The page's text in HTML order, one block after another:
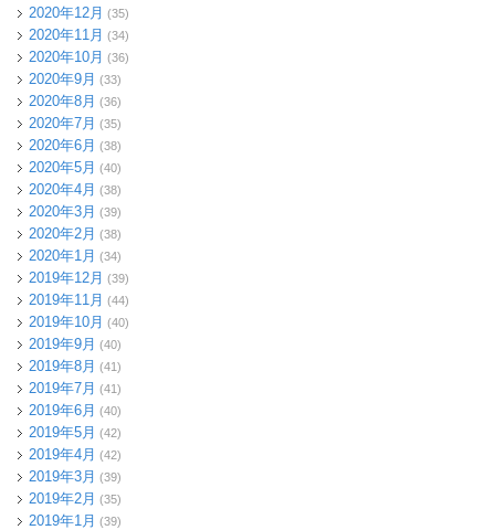
2020年12月 (35)
2020年11月 (34)
2020年10月 (36)
2020年9月 (33)
2020年8月 (36)
2020年7月 (35)
2020年6月 (38)
2020年5月 (40)
2020年4月 (38)
2020年3月 (39)
2020年2月 (38)
2020年1月 (34)
2019年12月 (39)
2019年11月 (44)
2019年10月 (40)
2019年9月 (40)
2019年8月 (41)
2019年7月 (41)
2019年6月 (40)
2019年5月 (42)
2019年4月 (42)
2019年3月 (39)
2019年2月 (35)
2019年1月 (39)